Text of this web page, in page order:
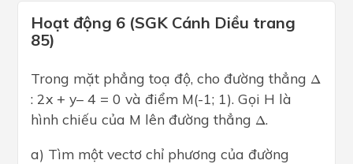
Hoạt động 6 (SGK Cánh Diều trang
85)
Trong mặt phẳng toạ độ, cho đường thẳng Δ
Δ
: 2x + y– 4 = 0 và điểm M(-1; 1). Gọi H là
hình chiếu của M lên đường thẳng Δ
Δ .
a) Tìm một vectơ chỉ phương của đường